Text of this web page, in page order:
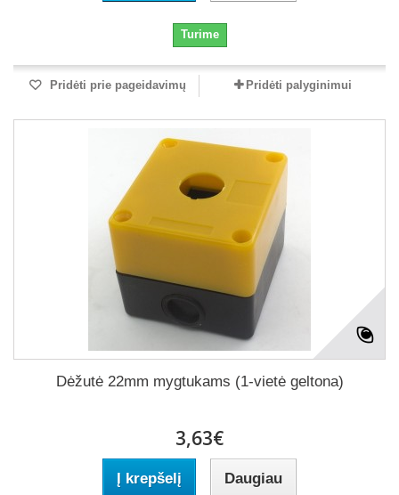
Turime
Pridėti prie pageidavimų Pridėti palyginimui
Dėžutė 22mm mygtukams (1-vietė geltona)
3,63€
Į krepšelį Daugiau